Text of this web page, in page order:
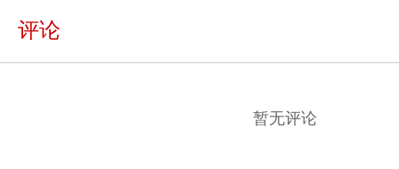
评论
暂无评论